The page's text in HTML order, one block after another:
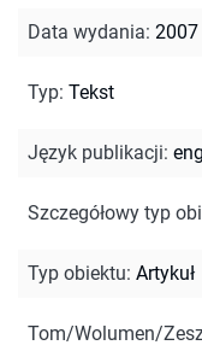
Data wydania: 2007
Typ: Tekst
Język publikacji: eng
Szczegółowy typ
Typ obiektu: Artykuł
Tom/Wolumen/